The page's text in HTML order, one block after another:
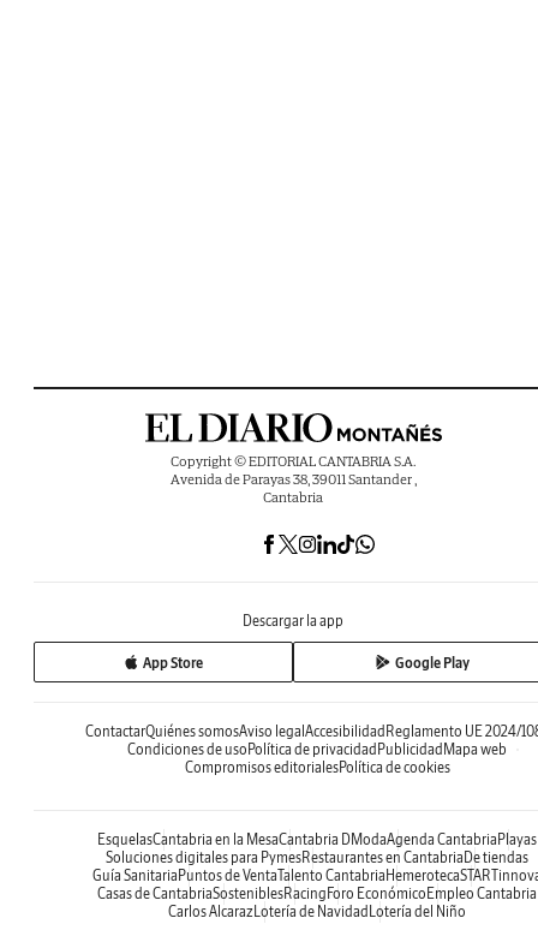
Copyright © EDITORIAL CANTABRIA S.A.
Avenida de Parayas 38, 39011 Santander ,
Cantabria
Descargar la app
App Store Google Play
ContactarQuiénes somosAviso legal Accesibilidad Reglamento UE 2024/
Condiciones de uso Política de privacidad Publicidad Mapa web
Compromisos editorialesPolítica de cookies
EsquelasCantabria en la MesaCantabria DModaAgenda Cantabria Playas
Soluciones digitales para PymesRestaurantes en Cantabria De tiendas
Guía Sanitaria Puntos de VentaTalento Cantabria Hemeroteca
Casas de CantabriaSosteniblesRacing Foro Económico Empleo Cantabria
Carlos AlcarazLotería de Navidad Lotería del Niño